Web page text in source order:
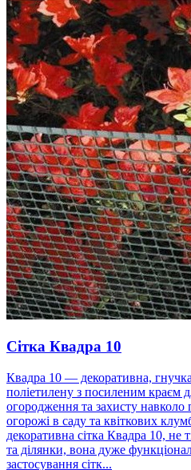
Сітка Квадра 10
Квадра 10 — декоративна,
поліетилену з посиленим краєм
огородження та захисту
огорожі в саду та квіткових
декоративна сітка Квадра 10, не
та ділянки, вона дуже
застосування сітк...